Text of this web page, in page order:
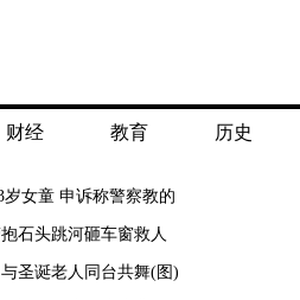
财经 教育 历史
女童 申诉称警察教的
石头跳河砸车窗救人
圣诞老人同台共舞(图)